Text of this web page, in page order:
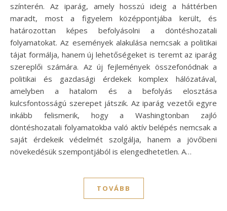
színterén. Az iparág, amely hosszú ideig a háttérben
maradt, most a figyelem középpontjába került, és
határozottan képes befolyásolni a döntéshozatali
folyamatokat. Az események alakulása nemcsak a politikai
tájat formálja, hanem új lehetőségeket is teremt az iparág
szereplői számára. Az új fejlemények összefonódnak a
politikai és gazdasági érdekek komplex hálózatával,
amelyben a hatalom és a befolyás elosztása
kulcsfontosságú szerepet játszik. Az iparág vezetői egyre
inkább felismerik, hogy a Washingtonban zajló
döntéshozatali folyamatokba való aktív belépés nemcsak a
saját érdekeik védelmét szolgálja, hanem a jövőbeni
növekedésük szempontjából is elengedhetetlen. A…
TOVÁBB